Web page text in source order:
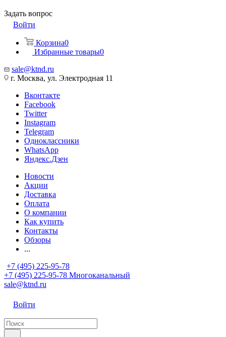
Задать вопрос
Войти
Корзина0
Избранные товары0
sale@ktnd.ru
г. Москва, ул. Электродная 11
Вконтакте
Facebook
Twitter
Instagram
Telegram
Одноклассники
WhatsApp
Яндекс.Дзен
Новости
Акции
Доставка
Оплата
О компании
Как купить
Контакты
Обзоры
...
+7 (495) 225-95-78
+7 (495) 225-95-78 Многоканальный
sale@ktnd.ru
Войти